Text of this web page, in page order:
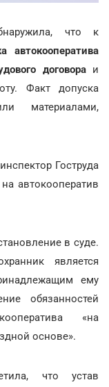
что к
автокооператива
договораи
Факт допуска
материалами,
Гоструда
автокооператив
в суде.
является
ему
обязанностей
«на
основе».
что устав